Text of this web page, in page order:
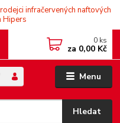
infračervených naftových
Hipers
Menu
Hledat
0 ks
za 0,00 Kč